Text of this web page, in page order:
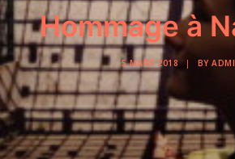
ACTUS
RECHERCHE
Hommage à
5 MARS 2018 | BY